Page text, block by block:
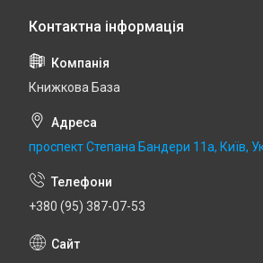
Книжкова База
проспект Степана Бандери 11а, Київ,
+380 (95) 387-07-53